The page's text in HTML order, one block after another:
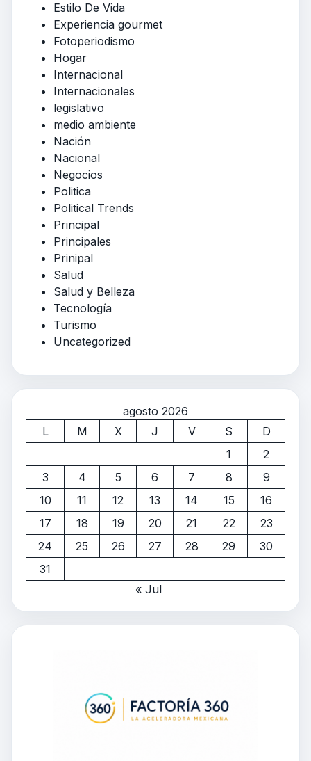
Estilo De Vida
Experiencia gourmet
Fotoperiodismo
Hogar
Internacional
Internacionales
legislativo
medio ambiente
Nación
Nacional
Negocios
Politica
Political Trends
Principal
Principales
Prinipal
Salud
Salud y Belleza
Tecnología
Turismo
Uncategorized
agosto 2026
L
M X J V S
D
1
2
3
4 5 6 7 8
9
10
11 12 13 14 15
16
17
18 19 20 21 22
23
24
25 26 27 28 29
30
31
« Jul